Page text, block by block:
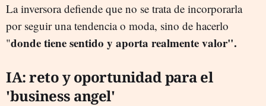
La inversora defiende que no se trata de incorporarla
por seguir una tendencia o moda, sino de hacerlo
"donde tiene sentido y aporta realmente valor".
IA: reto y oportunidad para el
'business angel'